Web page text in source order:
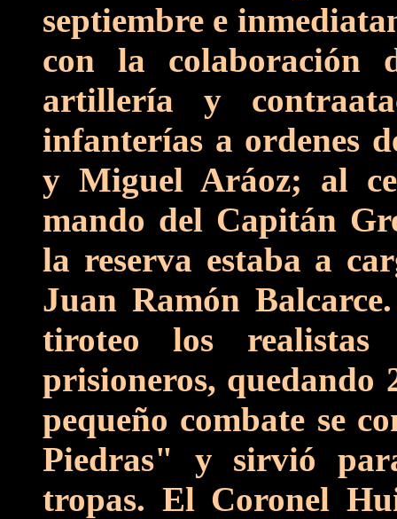
septiembre e
con la colaboración
artillería y
infanterías a ordenes
y Miguel Aráoz; al
mando del Capitán
la reserva estaba a
Juan Ramón
tiroteo los realistas
prisioneros, quedando
pequeño combate se
Piedras" y sirvió
tropas. El Coronel